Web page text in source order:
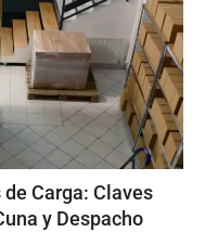
Carga: Claves
y Despacho